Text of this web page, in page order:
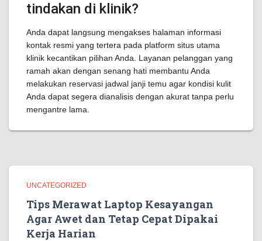
tindakan di klinik?
Anda dapat langsung mengakses halaman informasi
kontak resmi yang tertera pada platform situs utama
klinik kecantikan pilihan Anda. Layanan pelanggan yang
ramah akan dengan senang hati membantu Anda
melakukan reservasi jadwal janji temu agar kondisi kulit
Anda dapat segera dianalisis dengan akurat tanpa perlu
mengantre lama.
UNCATEGORIZED
Tips Merawat Laptop Kesayangan
Agar Awet dan Tetap Cepat Dipakai
Kerja Harian